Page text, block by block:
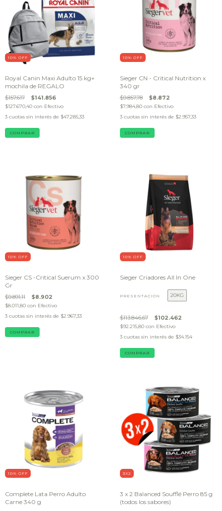
10% OFF
Royal Canin Maxi Adulto 15 kg+
mochila de REGALO
$157.617 $141.856
$127.670,40 con Efectivo
3 cuotas sin interés de $47.285,33
10% OFF
Sieger CN - Critical Nutrition x
340 gr
$9.857,78 $8.872
$7.984,80 con Efectivo
3 cuotas sin interés de $2.957,33
10% OFF
Sieger CS -Critical Suerum x 300
Gr
$9.891,11 $8.902
$8.011,80 con Efectivo
3 cuotas sin interés de $2.967,33
10% OFF
Sieger Criadores All In One
PRESENTACIÓN 20KG
$113.846,67 $102.462
$92.215,80 con Efectivo
3 cuotas sin interés de $34.154
COMPRAR
10% OFF
Complete Lata Perro Adulto
Carne 340 g
3X2
3 x 2 Balanced Soufflé Perro 85 g
(todos los sabores)